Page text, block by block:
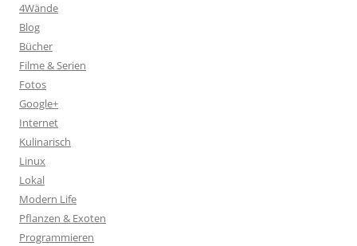
4Wände
Blog
Bücher
Filme & Serien
Fotos
Google+
Internet
Kulinarisch
Linux
Lokal
Modern Life
Pflanzen & Exoten
Programmieren